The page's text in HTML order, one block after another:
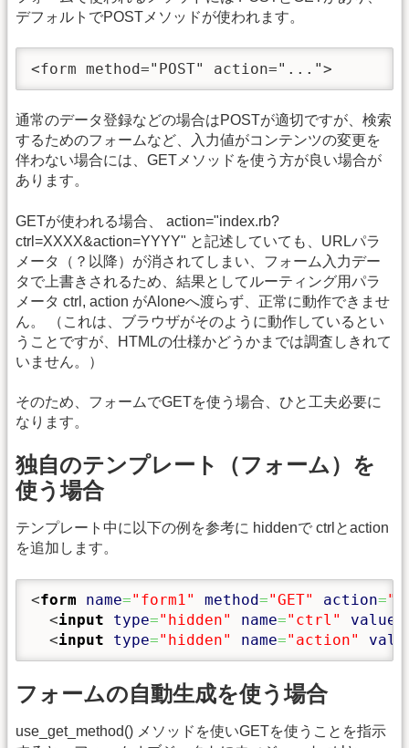
デフォルトでPOSTメソッドが使われます。
<form method="POST" action="...">
通常のデータ登録などの場合はPOSTが適切ですが、検索
するためのフォームなど、入力値がコンテンツの変更を
伴わない場合には、GETメソッドを使う方が良い場合が
あります。
GETが使われる場合、 action="index.rb?
ctrl=XXXX&action=YYYY" と記述していても、URLパラ
メータ（？以降）が消されてしまい、フォーム入力デー
タで上書きされるため、結果としてルーティング用パラ
メータ ctrl, action がAloneへ渡らず、正常に動作できませ
ん。 （これは、ブラウザがそのように動作しているとい
うことですが、HTMLの仕様かどうかまでは調査しきれて
いません。）
そのため、フォームでGETを使う場合、ひと工夫必要に
なります。
独自のテンプレート（フォーム）を
使う場合
テンプレート中に以下の例を参考に hiddenで ctrlとaction
を追加します。
<form name="form1" method="GET" action=
<input type="hidden" name="ctrl" value
<input type="hidden" name="action"
フォームの自動生成を使う場合
use_get_method() メソッドを使いGETを使うことを指示